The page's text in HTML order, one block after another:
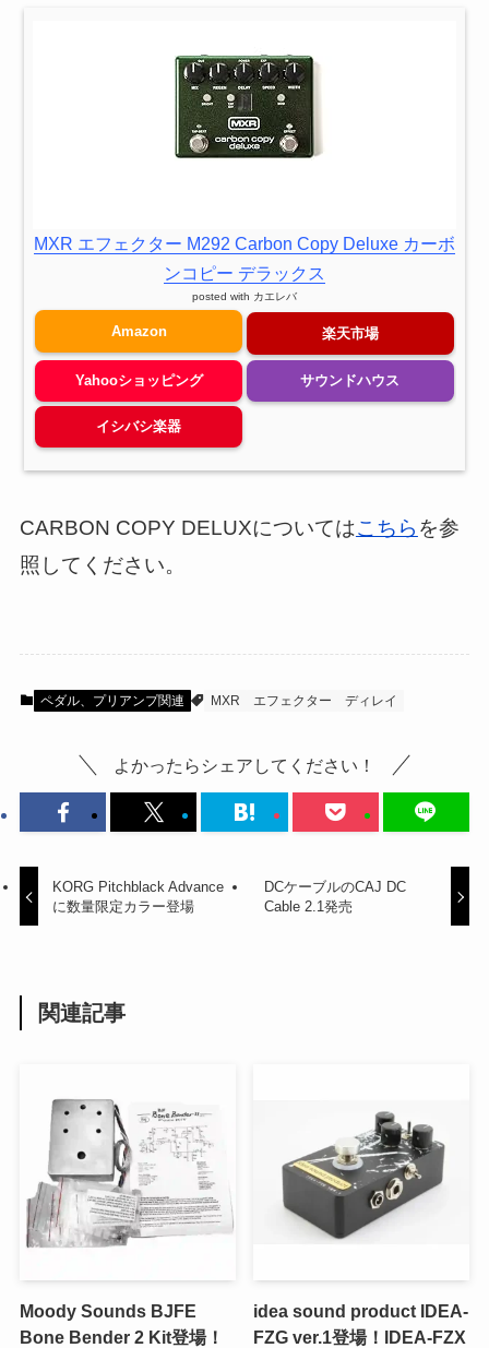
MXR エフェクター M292 Carbon Copy Deluxe カーボ
ンコピー デラックス
posted with カエレバ
Amazon 楽天市場
Yahooショッピング サウンドハウス
イシバシ楽器
CARBON COPY DELUXについてはこちら を参
照してください。
ペダル、プリアンプ関連 MXR エフェクター ディレイ
よかったらシェアしてください！
KORG Pitchblack Advance
に数量限定カラー登場
DCケーブルのCAJ DC
Cable 2.1発売
関連記事
Moody Sounds BJFE
Bone Bender 2 Kit登場！
idea sound product IDEA-
FZG ver.1登場！IDEA-FZX